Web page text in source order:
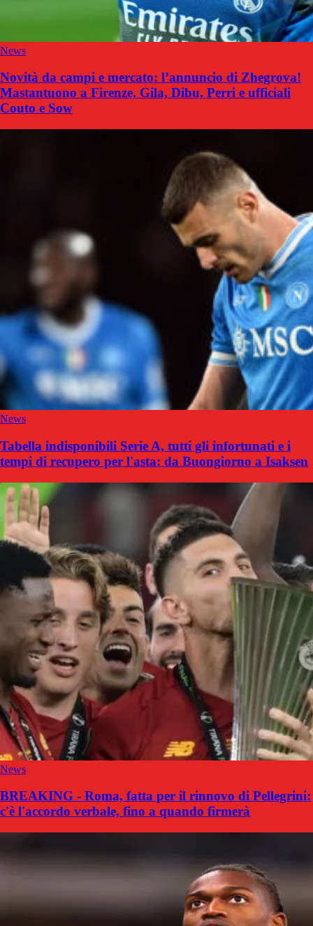
News
Novità da campi e mercato: l’annuncio di Zhegrova!
Mastantuono a Firenze, Gila, Dibu, Perri e ufficiali
Couto e Sow
News
Tabella indisponibili Serie A, tutti gli infortunati e i
tempi di recupero per l'asta: da Buongiorno a Isaksen
News
BREAKING - Roma, fatta per il rinnovo di Pellegrini:
c'è l'accordo verbale, fino a quando firmerà